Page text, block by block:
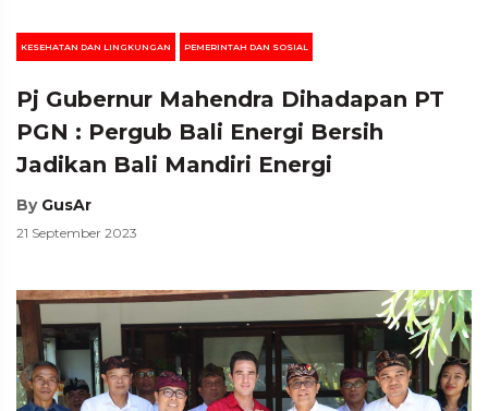
KESEHATAN DAN LINGKUNGAN PEMERINTAH DAN SOSIAL
Pj Gubernur Mahendra Dihadapan PT
PGN : Pergub Bali Energi Bersih
Jadikan Bali Mandiri Energi
By GusAr
21 September 2023